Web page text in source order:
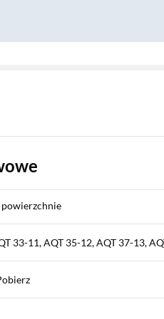
powierzchnie
33-11, AQT 35-12, AQT 37-13,